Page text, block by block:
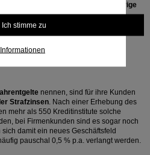
Jahr 2019 verjähren wird (3-jährige
bzw.
urteilen
nennen, sind für ihre Kunden
Strafzinsen. Nach einer Erhebung des
mehr als 550 Kreditinstitute solche
bei Firmenkunden sind es sogar noch
damit ein neues Geschäftsfeld
pauschal 0,5 % p.a. verlangt werden.
Ich stimme zu